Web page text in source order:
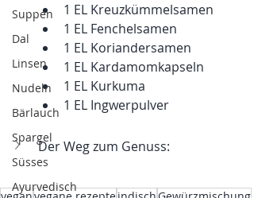
Suppen
Dal
Linsen
Nudeln
Bärlauch
Spargel
Süsses
Ayurvedisch
1 EL Kreuzkümmelsamen
1 EL Fenchelsamen
1 EL Koriandersamen
1 EL Kardamomkapseln
1 EL Kurkuma
1 EL Ingwerpulver
Der Weg zum Genuss: